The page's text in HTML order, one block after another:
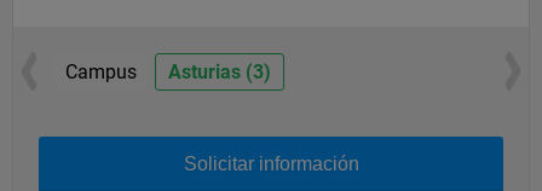
Campus Asturias (3)
Solicitar información